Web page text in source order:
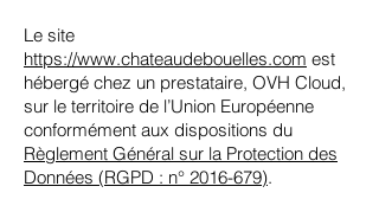
Le site
https://www.chateaudebouelles.com est
hébergé chez un prestataire, OVH Cloud,
sur le territoire de l’Union Européenne
conformément aux dispositions du
Règlement Général sur la Protection des
Données (RGPD : n° 2016-679).